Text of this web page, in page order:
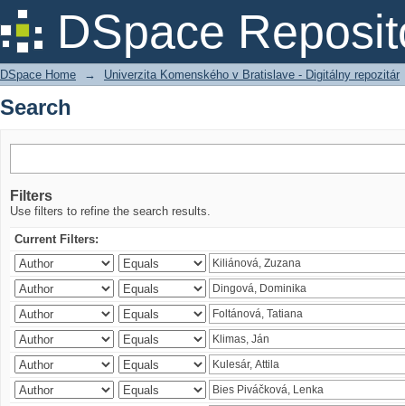
DSpace
Search
DSpace Home → Univerzita Komenského v Bratislave - Digitálny repozitár
Search
Filters
Use filters to refine the search results.
Current Filters: